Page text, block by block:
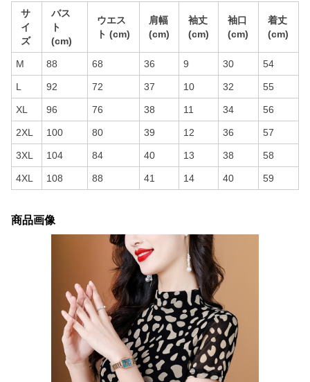
サ
イ
ズ
バス
ト
(cm)
ウエス
ト (cm)
肩幅
(cm)
袖丈
(cm)
袖口
(cm)
着丈
(cm)
M 88 68 36 9 30 54
L 92 72 37 10 32 55
XL 96 76 38 11 34 56
2XL 100 80 39 12 36 57
3XL 104 84 40 13 38 58
4XL 108 88 41 14 40 59
商品画像